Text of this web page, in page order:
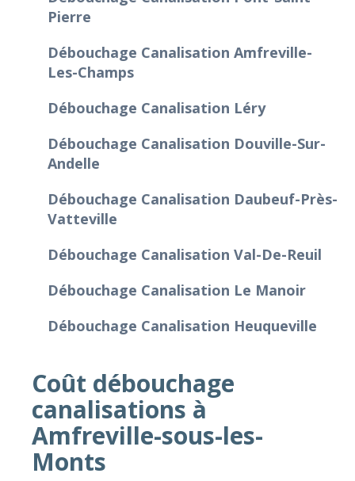
Pierre
Débouchage Canalisation Amfreville-
Les-Champs
Débouchage Canalisation Léry
Débouchage Canalisation Douville-Sur-
Andelle
Débouchage Canalisation Daubeuf-Près-
Vatteville
Débouchage Canalisation Val-De-Reuil
Débouchage Canalisation Le Manoir
Débouchage Canalisation Heuqueville
Coût débouchage
canalisations à
Amfreville-sous-les-
Monts